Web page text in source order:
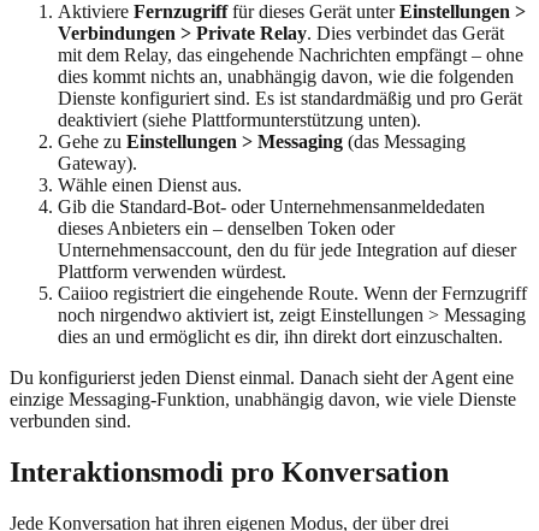
Aktiviere Fernzugrifffür dieses Gerät unterEinstellungen >
Verbindungen > Private Relay. Dies verbindet das Gerät
mit dem Relay, das eingehende Nachrichten empfängt – ohne
dies kommt nichts an, unabhängig davon, wie die folgenden
Dienste konfiguriert sind. Es ist standardmäßig und pro Gerät
deaktiviert (siehe Plattformunterstützung unten).
Gehe zu Einstellungen > Messaging (das Messaging
Gateway).
Wähle einen Dienst aus.
Gib die Standard-Bot- oder Unternehmensanmeldedaten
dieses Anbieters ein – denselben Token oder
Unternehmensaccount, den du für jede Integration auf dieser
Plattform verwenden würdest.
Caiioo registriert die eingehende Route. Wenn der Fernzugriff
noch nirgendwo aktiviert ist, zeigt Einstellungen > Messaging
dies an und ermöglicht es dir, ihn direkt dort einzuschalten.
Du konfigurierst jeden Dienst einmal. Danach sieht der Agent eine
einzige Messaging-Funktion, unabhängig davon, wie viele Dienste
verbunden sind.
Interaktionsmodi pro Konversation
Jede Konversation hat ihren eigenen Modus, der über drei